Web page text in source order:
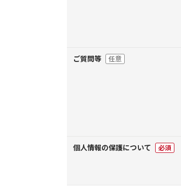
ご質問等 任意
個人情報の保護について 必須